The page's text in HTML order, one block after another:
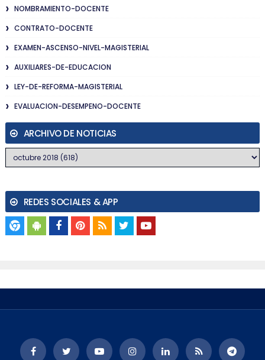
NOMBRAMIENTO-DOCENTE
CONTRATO-DOCENTE
EXAMEN-ASCENSO-NIVEL-MAGISTERIAL
AUXILIARES-DE-EDUCACION
LEY-DE-REFORMA-MAGISTERIAL
EVALUACION-DESEMPENO-DOCENTE
ARCHIVO DE NOTICIAS
REDES SOCIALES & APP